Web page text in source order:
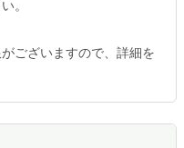
。
ございますので、詳細を